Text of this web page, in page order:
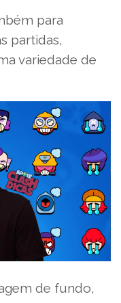
para
partidas,
variedade de
de fundo,